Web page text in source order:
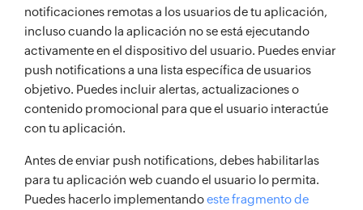
notificaciones remotas a los usuarios de tu aplicación,
incluso cuando la aplicación no se está ejecutando
activamente en el dispositivo del usuario. Puedes enviar
push notifications a una lista específica de usuarios
objetivo. Puedes incluir alertas, actualizaciones o
contenido promocional para que el usuario interactúe
con tu aplicación.
Antes de enviar push notifications, debes habilitarlas
para tu aplicación web cuando el usuario lo permita.
Puedes hacerlo implementandoeste fragmento de